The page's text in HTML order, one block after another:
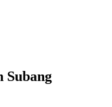
Subang